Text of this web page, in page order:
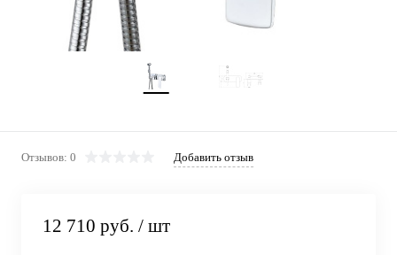
Отзывов: 0 Добавить отзыв
12 710 руб. / шт